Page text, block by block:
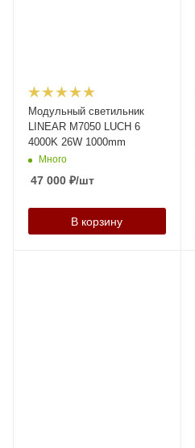
Модульный светильник
LINEAR M7050 LUCH 6
4000K 26W 1000mm
Много
47 000 ₽/шт
В корзину